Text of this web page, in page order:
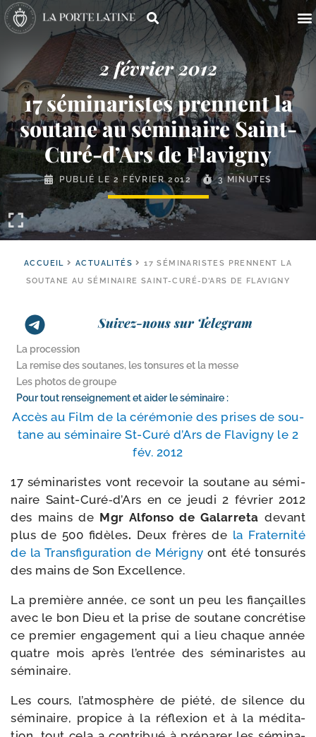
2 février 2012
17 séminaristes prennent la
soutane au séminaire Saint-​
Curé-​d’Ars de Flavigny
PUBLIÉ LE2 FÉVRIER 2012 3 MINUTES
ACCUEIL ACTUALITÉS
17 SÉMINARISTES PRENNENT LA
SOUTANE AU SÉMINAIRE SAINT-CURÉ-D’ARS DE FLAVIGNY
Suivez-nous sur Telegram
La procession
La remise des soutanes, les tonsures et la messe
Les photos de groupe
Pour tout renseignement et aider le séminaire :
Accès au Film de la céré­mo­nie des prises de sou­
tane au sémi­naire St-​Curé d’Ars de Flavigny le 2
fév. 2012
17 sémi­na­ristes vont rece­voir la sou­tane au sémi­
naire Saint-Curé‑d’Ars en ce jeu­di 2 février 2012
des mains de Mgr Alfonso de Galarretadevant
plus de 500 fidèles. Deux frères de la Fraternité
de la Transfiguration de Mérigny ont été ton­su­rés
des mains de Son Excellence.
La pre­mière année, ce sont un peu les fian­çailles
avec le bon Dieu et la prise de sou­tane concré­tise
ce pre­mier enga­ge­ment qui a lieu chaque année
quatre mois après l’entrée des sémi­na­ristes au
séminaire.
Les cours, l’atmosphère de pié­té, de silence du
sémi­naire, pro­pice à la réflexion et à la médi­ta­